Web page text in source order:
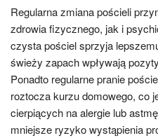
Regularna zmiana pościeli
zdrowia fizycznego, jak i
czysta pościel sprzyja
świeży zapach wpływają
Ponadto regularne pranie
roztocza kurzu domowego, co
cierpiących na alergie lub
mniejsze ryzyko wystąpienia